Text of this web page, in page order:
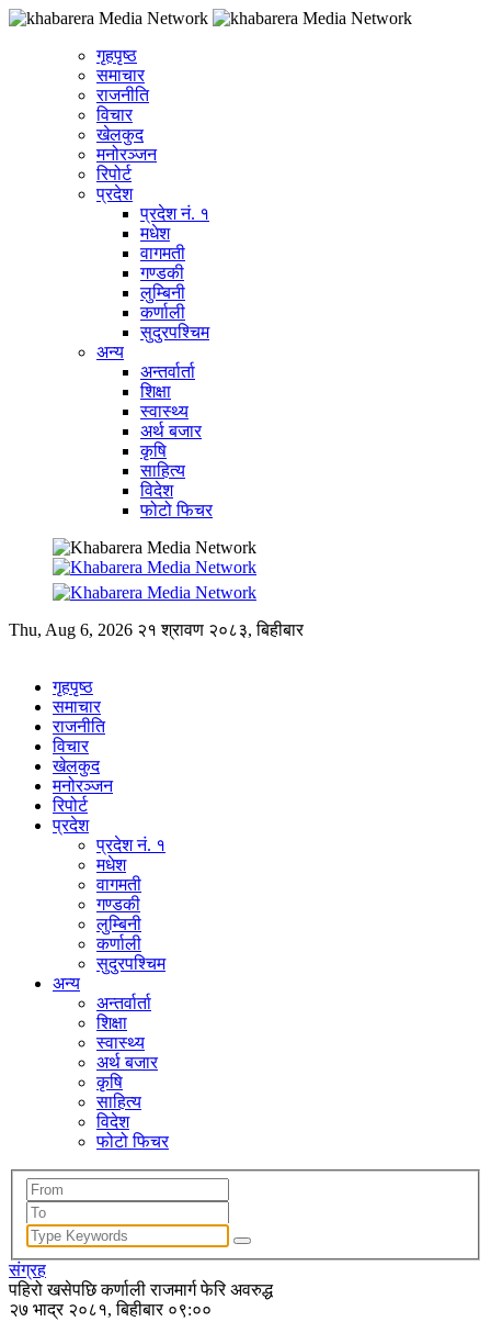
गृहपृष्ठ
समाचार
राजनीति
विचार
खेलकुद
मनोरञ्जन
रिपोर्ट
प्रदेश
प्रदेश नं. १
मधेश
वागमती
गण्डकी
लुम्बिनी
कर्णाली
सुदुरपश्चिम
अन्य
अन्तर्वार्ता
शिक्षा
स्वास्थ्य
अर्थ बजार
कृषि
साहित्य
विदेश
फोटो फिचर
Thu, Aug 6, 2026 २१ श्रावण २०८३, बिहीबार
गृहपृष्ठ
समाचार
राजनीति
विचार
खेलकुद
मनोरञ्जन
रिपोर्ट
प्रदेश
प्रदेश नं. १
मधेश
वागमती
गण्डकी
लुम्बिनी
कर्णाली
सुदुरपश्चिम
अन्य
अन्तर्वार्ता
शिक्षा
स्वास्थ्य
अर्थ बजार
कृषि
साहित्य
विदेश
फोटो फिचर
संग्रह
पहिरो खसेपछि कर्णाली राजमार्ग फेरि अवरुद्ध
२७ भाद्र २०८१, बिहीबार ०९:००